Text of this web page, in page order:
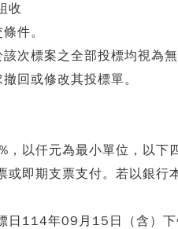
收
件。
次標案之全部投標均視為無
回或修改其投標單。
以仟元為最小單位，以下
即期支票支付。若以銀行
日114年09月15日（含）